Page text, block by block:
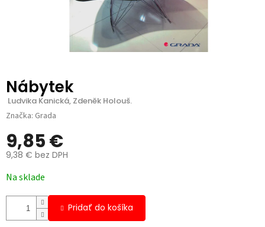
Nábytek
Ludvika Kanická, Zdeněk Holouš.
Značka: Grada
9,85 €
9,38 € bez DPH
cena:
Na sklade
Pridať do košíka